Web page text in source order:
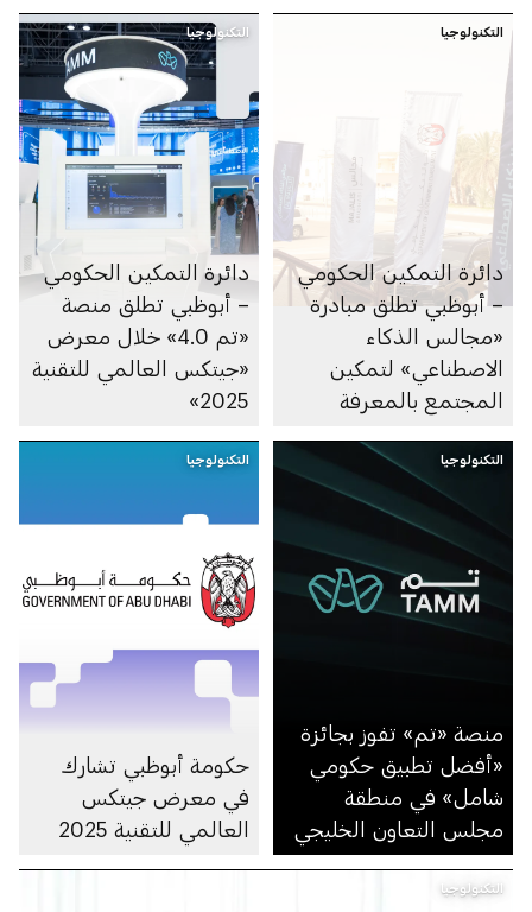
التكنولوجيا
دائرة التمكين الحكومي
– أبوظبي تطلق مبادرة
«مجالس الذكاء
الاصطناعي» لتمكين
المجتمع بالمعرفة
الاصطناعي
التكنولوجيا
دائرة التمكين الحكومي
– أبوظبي تطلق منصة
«تم 4.0» خلال معرض
«جيتكس العالمي للتقنية
2025»
التكنولوجيا
منصة «تم» تفوز بجائزة
«أفضل تطبيق حكومي
شامل» في منطقة
مجلس التعاون الخليجي
التكنولوجيا
حكومة أبوظبي تشارك
في معرض جيتكس
العالمي للتقنية 2025
التكنولوجيا